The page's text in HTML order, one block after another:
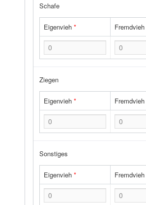
Schafe
Eigenvieh*
Ziegen
Eigenvieh*
Sonstiges
Eigenvieh*